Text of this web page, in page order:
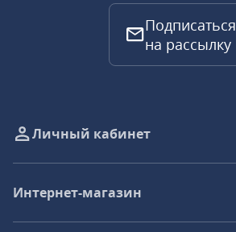
Подписаться
на рассылку
Личный кабинет
Интернет-магазин